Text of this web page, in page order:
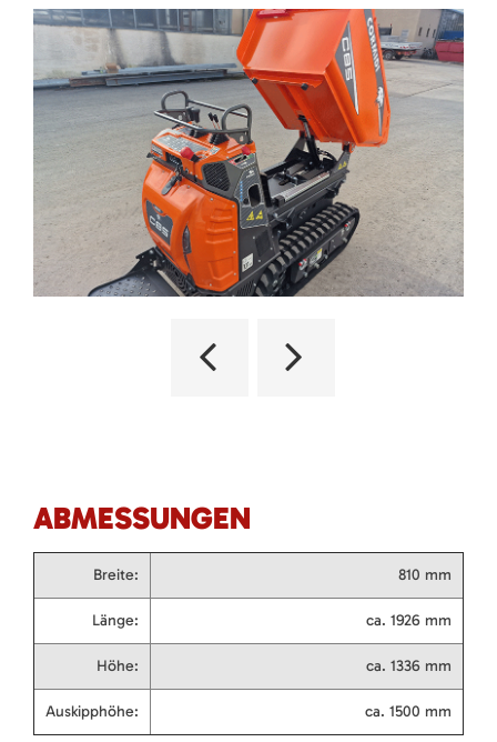
ABMESSUNGEN
Breite: 810 mm
Länge: ca. 1926 mm
Höhe: ca. 1336 mm
Auskipphöhe: ca. 1500 mm